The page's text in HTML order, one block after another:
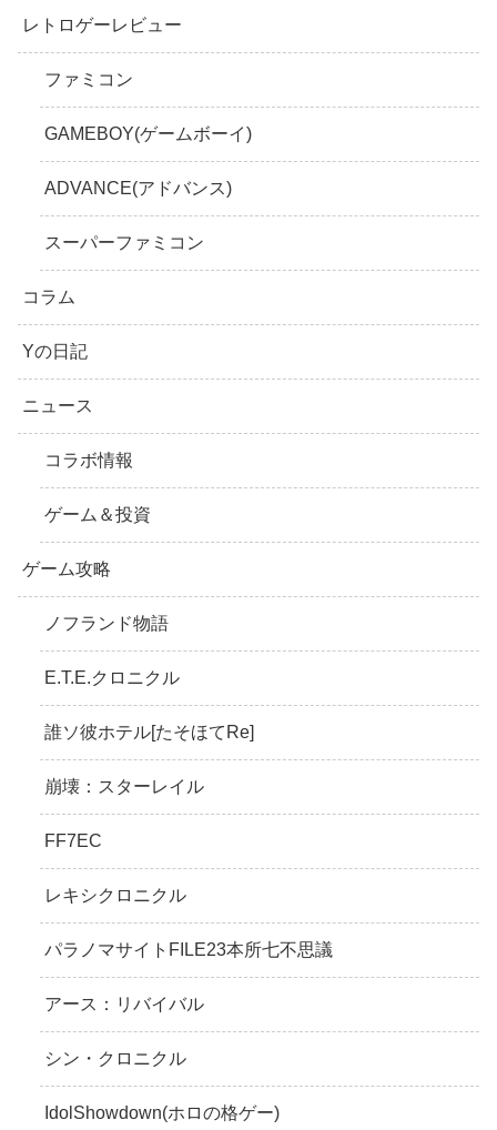
レトロゲーレビュー
ファミコン
GAMEBOY(ゲームボーイ)
ADVANCE(アドバンス)
スーパーファミコン
コラム
Yの日記
ニュース
コラボ情報
ゲーム＆投資
ゲーム攻略
ノフランド物語
E.T.E.クロニクル
誰ソ彼ホテル[たそほてRe]
崩壊：スターレイル
FF7EC
レキシクロニクル
パラノマサイトFILE23本所七不思議
アース：リバイバル
シン・クロニクル
IdolShowdown(ホロの格ゲー)